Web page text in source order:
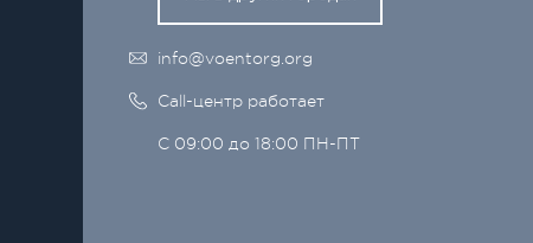
info@voentorg.org
Call-центр работает
С 09:00 до 18:00 ПН-ПТ